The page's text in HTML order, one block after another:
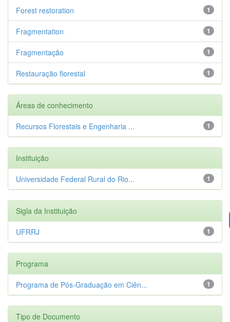
1
Forest restoration
1
Fragmentation
1
Fragmentação
1
Restauração florestal
Áreas de conhecimento
1
Recursos Florestais e Engenharia ...
Instituição
1
Universidade Federal Rural do Rio...
Sigla da Instituição
1
UFRRJ
Programa
1
Programa de Pós-Graduação em Ciên...
Tipo de Documento